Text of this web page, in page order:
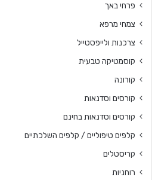
פרחי באך
צמחי מרפא
צרכנות ולייפסטייל
קוסמטיקה טבעית
קורונה
קורסים וסדנאות
קורסים וסדנאות בחינם
קלפים טיפוליים / קלפים השלכתיים
קריסטלים
רוחניות